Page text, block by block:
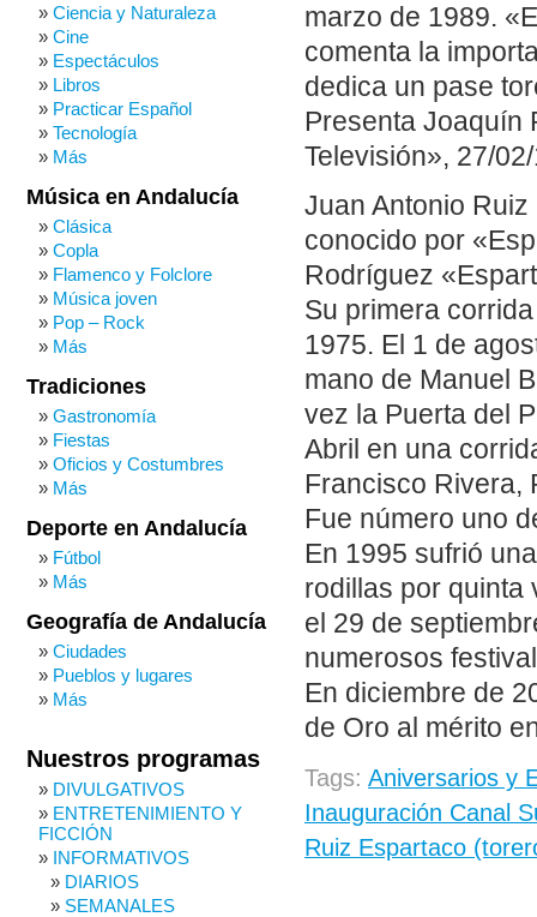
marzo de 1989.
comenta la
dedica un pase
Presenta Joaquín
Televisión», 27/
Juan Antonio
conocido por
Rodríguez
Su primera
1975. El 1 de
mano de Manuel
vez la Puerta del
Abril en una
Francisco Rivera,
Fue número uno
En 1995 sufrió
rodillas por quinta
el 29 de
numerosos
En diciembre de
de Oro al mérito
Tags: Aniversarios y
Inauguración Canal
Ruiz Espartaco
Ciencia y Naturaleza
Cine
Espectáculos
Libros
Practicar Español
Tecnología
Más
Música en Andalucía
Clásica
Copla
Flamenco y Folclore
Música joven
Pop – Rock
Más
Tradiciones
Gastronomía
Fiestas
Oficios y Costumbres
Más
Deporte en Andalucía
Fútbol
Más
Geografía de Andalucía
Ciudades
Pueblos y lugares
Más
Nuestros programas
DIVULGATIVOS
ENTRETENIMIENTO Y
FICCIÓN
INFORMATIVOS
DIARIOS
SEMANALES